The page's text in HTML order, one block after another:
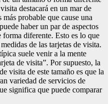
destacará en un mar de
probable que cause una
haber un par de aspectos
forma diferente. Esto es lo que
de las tarjetas de visita.
suele venir a la mente
de visita”. Por supuesto, la
visita de este tamaño es que la
variedad de servicios de
significa que puede comparar